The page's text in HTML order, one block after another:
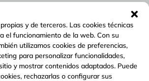
y de terceros. Las cookies técnicas
el funcionamiento de la web. Con su
utilizamos cookies de preferencias,
para personalizar funcionalidades,
y mostrar contenidos adaptados. Puede
rechazarlas o configurar sus